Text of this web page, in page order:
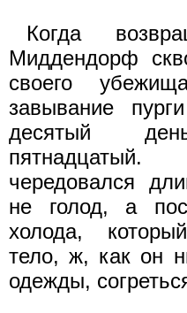
Когда
Миддендорф
своего
завывание
десятый
чередовался
не голод, а
холода,
тело, ж, как он
одежды,